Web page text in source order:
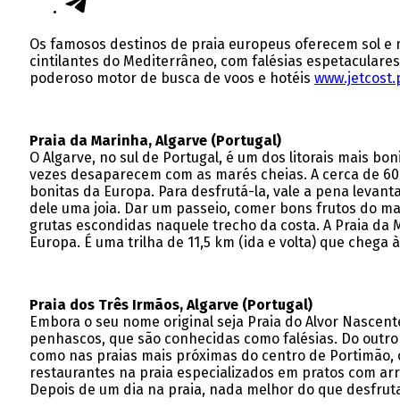
Os famosos destinos de praia europeus oferecem sol
cintilantes do Mediterrâneo, com falésias
poderoso motor de busca de voos e hotéis
Praia da Marinha, Algarve (Portugal)
O Algarve, no sul de Portugal, é um dos litorais mais
vezes desaparecem com as marés cheias. A cerca de
bonitas da Europa. Para desfrutá-la, vale a pena
dele uma joia. Dar um passeio, comer bons frutos do
grutas escondidas naquele trecho da costa. A Praia
Europa. É uma trilha de 11,5 km (ida e volta) que
Praia dos Três Irmãos, Algarve (Portugal)
Embora o seu nome original seja Praia do Alvor
penhascos, que são conhecidas como falésias. Do
como nas praias mais próximas do centro de
restaurantes na praia especializados em pratos com
Depois de um dia na praia, nada melhor do que